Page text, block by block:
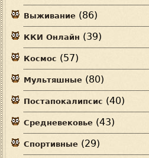
Выживание (86)
ККИ Онлайн (39)
Космос (57)
Мультяшные (80)
Постапокалипсис (40)
Средневековье (43)
Спортивные (29)